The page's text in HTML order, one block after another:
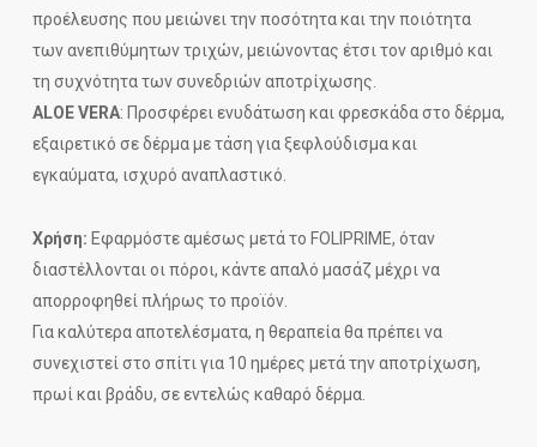
προέλευσης που μειώνει την ποσότητα και την ποιότητα
των ανεπιθύμητων τριχών, μειώνοντας έτσι τον αριθμό και
τη συχνότητα των συνεδριών αποτρίχωσης.
ALOE VERA: Προσφέρει ενυδάτωση και φρεσκάδα στο δέρμα,
εξαιρετικό σε δέρμα με τάση για ξεφλούδισμα και
εγκαύματα, ισχυρό αναπλαστικό.
Χρήση: Εφαρμόστε αμέσως μετά το FOLIPRIME, όταν
διαστέλλονται οι πόροι, κάντε απαλό μασάζ μέχρι να
απορροφηθεί πλήρως το προϊόν.
Για καλύτερα αποτελέσματα, η θεραπεία θα πρέπει να
συνεχιστεί στο σπίτι για 10 ημέρες μετά την αποτρίχωση,
πρωί και βράδυ, σε εντελώς καθαρό δέρμα.